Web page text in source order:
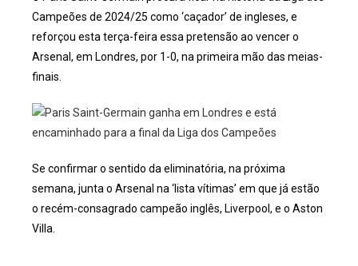
Campeões de 2024/25 como ‘caçador’ de ingleses, e
reforçou esta terça-feira essa pretensão ao vencer o
Arsenal, em Londres, por 1-0, na primeira mão das meias-
finais.
Se confirmar o sentido da eliminatória, na próxima
semana, junta o Arsenal na ‘lista vítimas’ em que já estão
o recém-consagrado campeão inglês, Liverpool, e o Aston
Villa.